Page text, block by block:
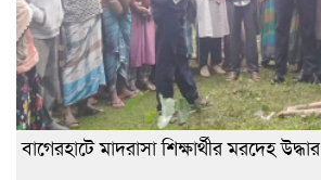
বাগেরহাটে মাদরাসা শিক্ষার্থীর মরদেহ উদ্ধার